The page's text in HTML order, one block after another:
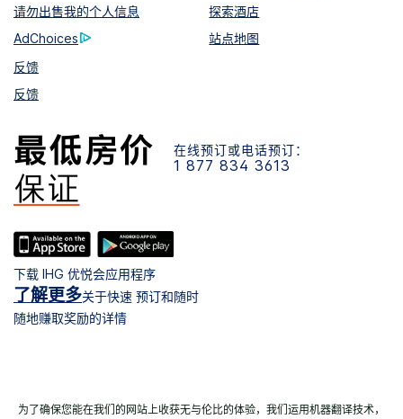
请勿出售我的个人信息
探索酒店
AdChoices
站点地图
反馈
反馈
在线预订或电话预订：
1 877 834 3613
下载 IHG 优悦会应用程序
了解更多关于快速 预订和随时
随地赚取奖励的详情
为了确保您能在我们的网站上收获无与伦比的体验，我们运用机器翻译技术，